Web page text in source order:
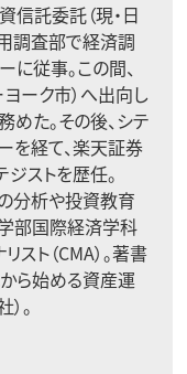
信託委託（現・日
調査部で経済調
に従事。この間、
ーク市）へ出向し
めた。その後、シテ
を経て、楽天証券
ストを歴任。
分析や投資教育
部国際経済学科
ト（CMA）。著書
ら始める資産運
。